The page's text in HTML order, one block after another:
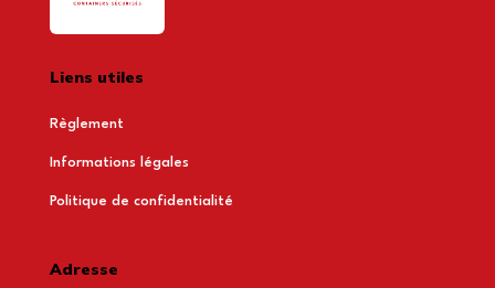
Liens utiles
Règlement
Informations légales
Politique de confidentialité
Adresse